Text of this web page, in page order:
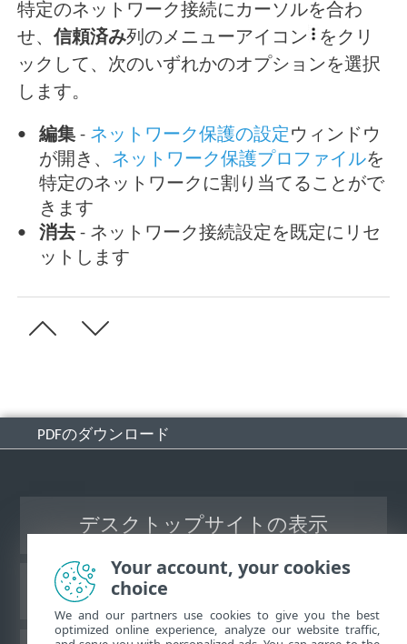
特定のネットワーク接続にカーソルを合わ
せ、信頼済み列のメニューアイコン
をクリ
ックして、次のいずれかのオプションを選択
します。
編集 - ネットワーク保護の設定 ウィンドウ
が開き、 ネットワーク保護プロファイルを
特定のネットワークに割り当てることがで
きます
消去 - ネットワーク接続設定を既定にリセ
ットします
PDFのダウンロード
デスクトップサイトの表示
ESETナレッジベース
Your account, your cookies
choice
We and our partners use cookies to give you the best
optimized online experience, analyze our website traffic,